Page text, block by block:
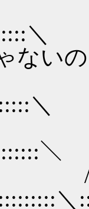
人
ない
＼
＼
＼